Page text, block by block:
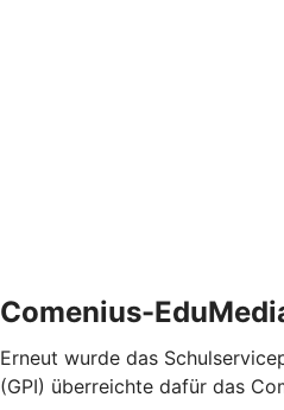
Comenius-
Erneut wurde das
(GPI) überreichte dafür das